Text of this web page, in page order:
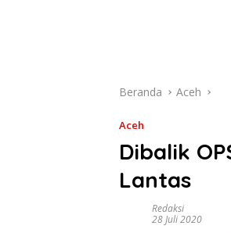
Beranda Aceh
Aceh
Dibalik
Lantas
Redaksi
28 Juli 2020